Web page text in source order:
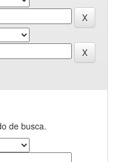
de busca.